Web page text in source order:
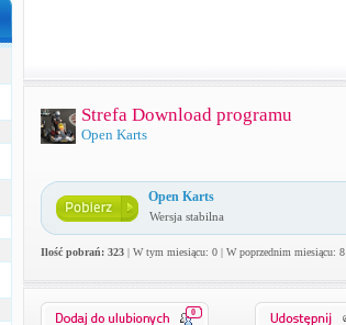
Strefa Download programu
Open Karts
Open Karts
Wersja stabilna
Ilość pobrań: 323| W tym miesiącu: 0 | W poprzednim miesiącu: 8
0